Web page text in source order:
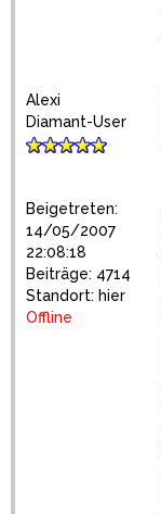
Alexi
Diamant-User
Beigetreten:
14/05/2007
22:08:18
Beiträge: 4714
Standort: hier
Offline